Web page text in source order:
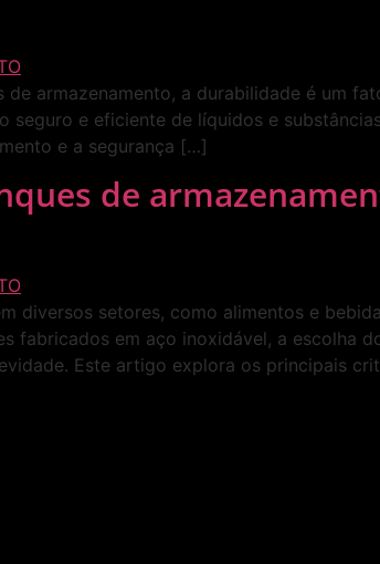
armazenamento, a durabilidade é um
e eficiente de líquidos e
e a segurança […]
de
diversos setores, como alimentos e
fabricados em aço inoxidável, a escolha
Este artigo explora os principais